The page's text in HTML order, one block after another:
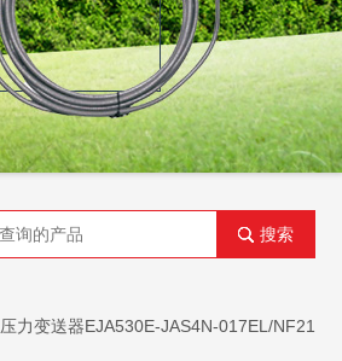
搜索
压力变送器EJA530E-JAS4N-017EL/NF21